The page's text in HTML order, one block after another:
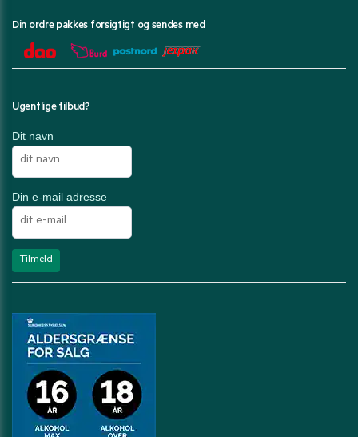
Din ordre pakkes forsigtigt og sendes med
Ugentlige tilbud?
Dit navn
Din e-mail adresse